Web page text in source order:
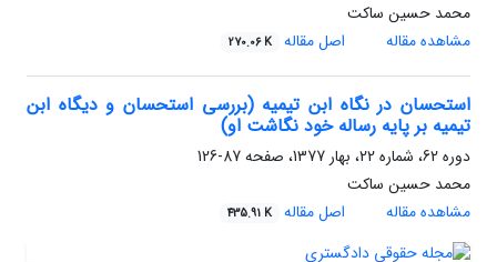
محمد حسین ساکت
مشاهده مقاله
اصل مقاله 270.06 K
استحسان در نگاه ابن تیمیه (بررسی استحسان و دیگاه ابن
تیمیه بر پایه رساله خود نگاشت او)
دوره 62، شماره 22، بهار 1377، صفحه
87-126
محمد حسین ساکت
مشاهده مقاله
اصل مقاله 435.91 K